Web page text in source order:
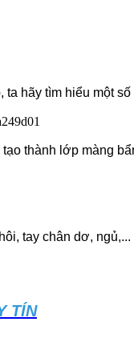
hãy tìm hiểu một
thành lớp màng
tay chân dơ, ngủ,...
TÍN